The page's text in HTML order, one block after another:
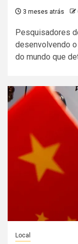
3 meses atrás
Pesquisadores
desenvolvendo
do mundo que
Local